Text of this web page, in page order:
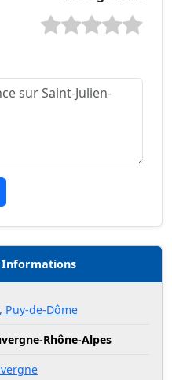
Informations
Puy-de-Dôme
Rhône-Alpes